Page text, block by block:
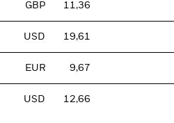
GBP 11,36
USD 19,61
EUR 9,67
USD 12,66